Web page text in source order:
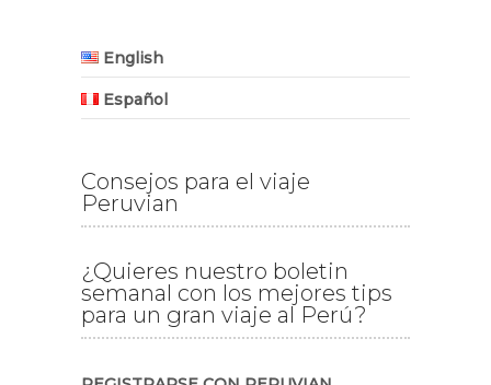
English
Español
Consejos para el viaje
Peruvian
¿Quieres nuestro boletin
semanal con los mejores tips
para un gran viaje al Perú?